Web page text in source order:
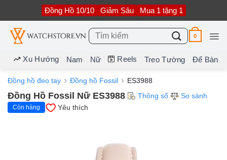
nội
dung
Đồng Hồ 10/10 Giảm Sâu Mua 1 tặng 1
Tìm
kiếm:
0
Xu Hướng Nam Nữ Reels Treo Tường Để Bàn
Đồng hồ đeo tay Đồng hồ Fossil ES3988
Đồng Hồ Fossil Nữ ES3988 Thông số So sánh
Còn hàng Yêu thích